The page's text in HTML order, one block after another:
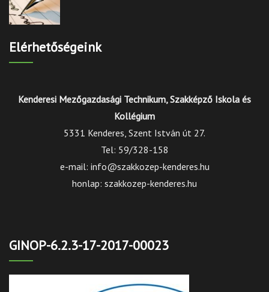
Elérhetőségeink
Kenderesi Mezőgazdasági Technikum, Szakképző Iskola és
Kollégium
5331 Kenderes, Szent István út 27.
Tel: 59/328-158
e-mail: info@szakkozep-kenderes.hu
honlap: szakkozep-kenderes.hu
GINOP-6.2.3-17-2017-00023